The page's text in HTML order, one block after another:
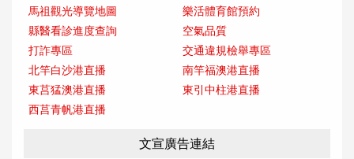
馬祖觀光導覽地圖
樂活體育館預約
縣醫看診進度查詢
空氣品質
打詐專區
交通違規檢舉專區
北竿白沙港直播
南竿福澳港直播
東莒猛澳港直播
東引中柱港直播
西莒青帆港直播
文宣廣告連結